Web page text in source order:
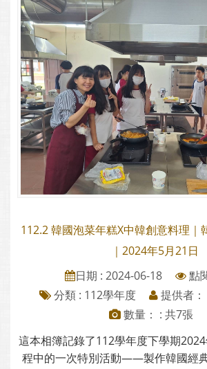
112.2 韓國泡菜年糕X中韓創意料理｜
｜2024年5月21日
日期 : 2024-06-18
點
分類 : 112學年度
提供者
數量： : 共7張
這本相簿記錄了112學年度下學期
程中的一次特別活動——製作韓國經